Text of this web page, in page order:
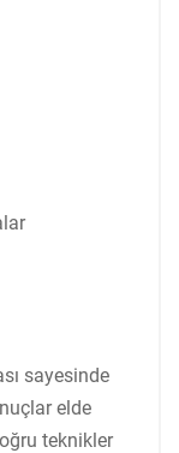
sayesinde
elde
teknikler